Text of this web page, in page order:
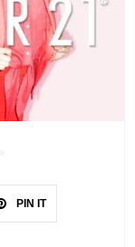
PIN IT